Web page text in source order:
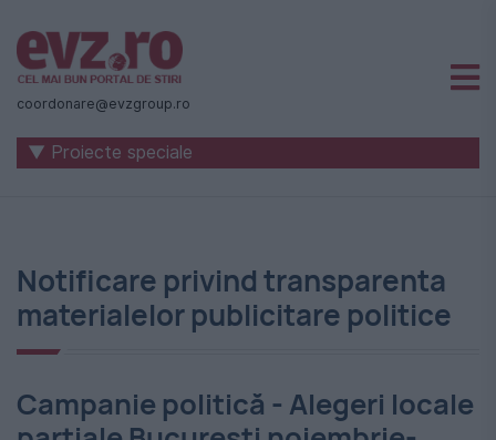
Știri
naționale
internaționale
-
Evenimentul
Zilei
coordonare@evzgroup.ro
▼ Proiecte speciale
Notificare privind transparenta
materialelor publicitare politice
Campanie politică - Alegeri locale